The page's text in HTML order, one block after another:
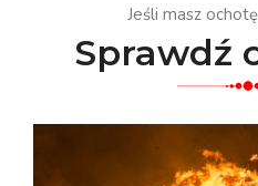
Jeśli masz
Sprawdź